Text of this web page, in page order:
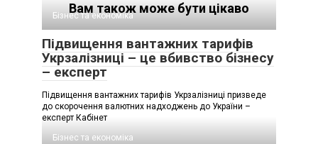
Вам також може бути цікаво
Бізнес та економіка
Підвищення вантажних тарифів
Укрзалізниці – це вбивство бізнесу
– експерт
Підвищення вантажних тарифів Укрзалізниці призведе
до скорочення валютних надходжень до України –
експерт Кабінет
Бізнес та економіка